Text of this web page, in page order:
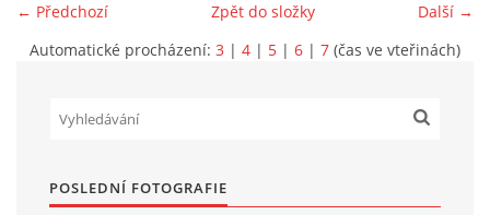
zete@zete.cz
← Předchozí Další →
Zpět do složky
Automatické procházení: 3 | 4 | 5 | 6 | 7 (čas ve vteřinách)
POSLEDNÍ FOTOGRAFIE